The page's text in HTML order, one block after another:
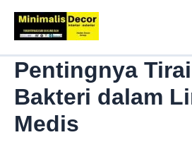
Lewati
Pentingnya
Bakteri dalam
Medis